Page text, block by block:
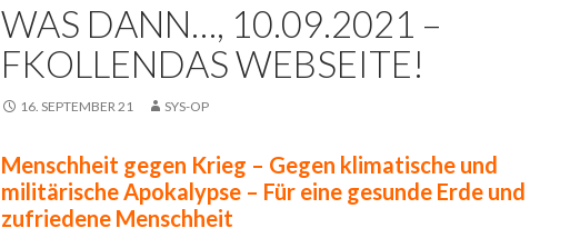
WAS DANN…, 10.09.2021 –
FKOLLENDAS WEBSEITE!
16. SEPTEMBER 21 SYS-OP
Menschheit gegen Krieg – Gegen klimatische und
militärische Apokalypse – Für eine gesunde Erde und
zufriedene Menschheit